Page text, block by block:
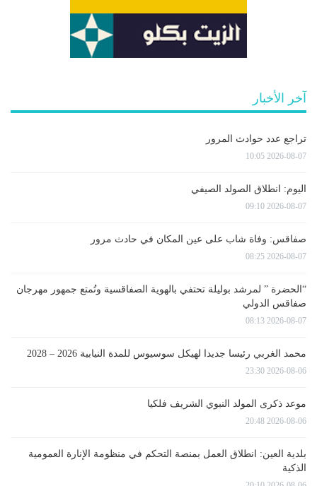
آخر الأخبار
تراجع عدد حوادث المرور
2026-08-07 10:05
اليوم: انطلاق الصولد الصيفي
2026-08-07 09:10
صفاقس: وفاة شاب على عين المكان في حادث مرور
2026-08-07 08:25
“الحضرة ” لمرشد بوليلة تحتفي بالهوية الصفاقسية وتُمتع جمهور مهرجان
صفاقس الدولي
2026-08-07 08:13
محمد الغربي رئيسا جديدا لهيكل سوسيوس للمدة النيابية 2026 – 2028
2026-08-06 23:30
موعد ذكرى المولد النبوي الشريف فلكيا
2026-08-06 20:48
بلدية العين: انطلاق العمل بمنصة التحكم في منظومة الإنارة العمومية
الذكية